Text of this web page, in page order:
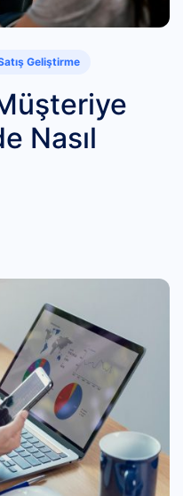
Geliştirme
Nasıl